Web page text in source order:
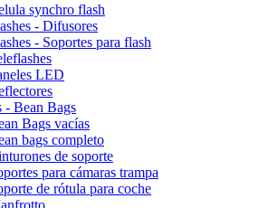
synchro flash
- Difusores
- Soportes para flash
LED
- Bean Bags
Bags vacías
bags completo
de soporte
para cámaras trampa
de rótula para coche